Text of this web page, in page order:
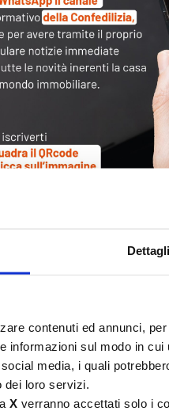
Dettagli
contenuti ed annunci,
informazioni sul modo in
media, i quali
dei loro servizi.
X verranno accettati solo i